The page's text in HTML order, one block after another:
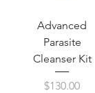
Advanced
Parasite
Cleanser Kit
価格
$130.00